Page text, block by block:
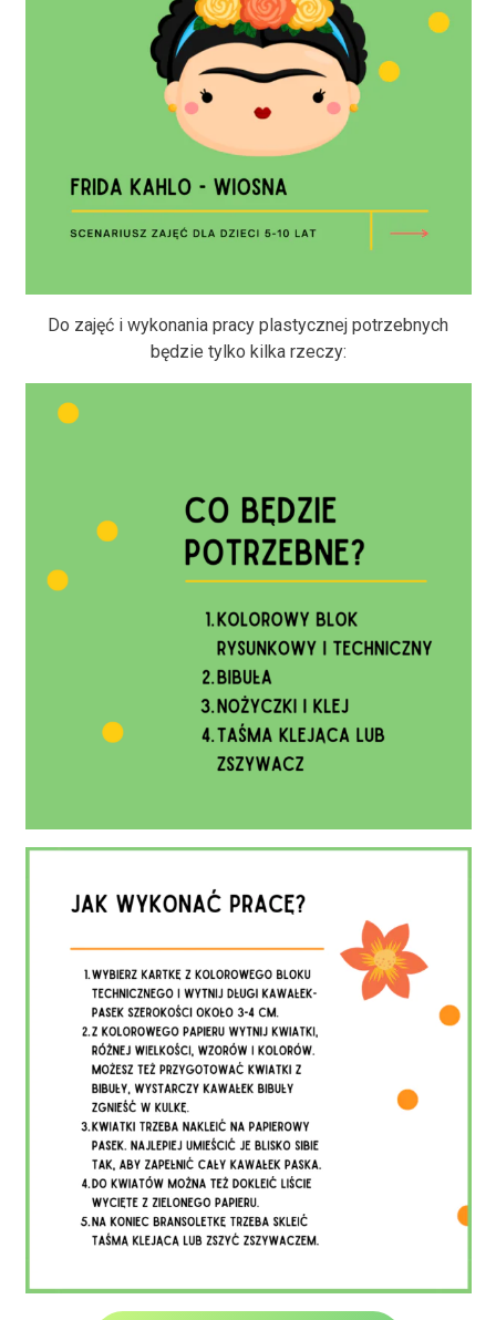
Do zajęć i wykonania pracy plastycznej potrzebnych
będzie tylko kilka rzeczy: